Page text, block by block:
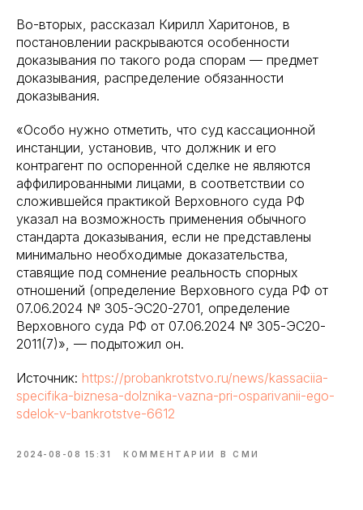
Во-вторых, рассказал Кирилл Харитонов, в
постановлении раскрываются особенности
доказывания по такого рода спорам — предмет
доказывания, распределение обязанности
доказывания.
«Особо нужно отметить, что суд кассационной
инстанции, установив, что должник и его
контрагент по оспоренной сделке не являются
аффилированными лицами, в соответствии со
сложившейся практикой Верховного суда РФ
указал на возможность применения обычного
стандарта доказывания, если не представлены
минимально необходимые доказательства,
ставящие под сомнение реальность спорных
отношений (определение Верховного суда РФ от
07.06.2024 № 305-ЭС20-2701, определение
Верховного суда РФ от 07.06.2024 № 305-ЭС20-
2011(7)», — подытожил он.
Источник: https://probankrotstvo.ru/news/kassaciia-
specifika-biznesa-dolznika-vazna-pri-osparivanii-ego-
sdelok-v-bankrotstve-6612
2024-08-08 15:31 КОММЕНТАРИИ В СМИ